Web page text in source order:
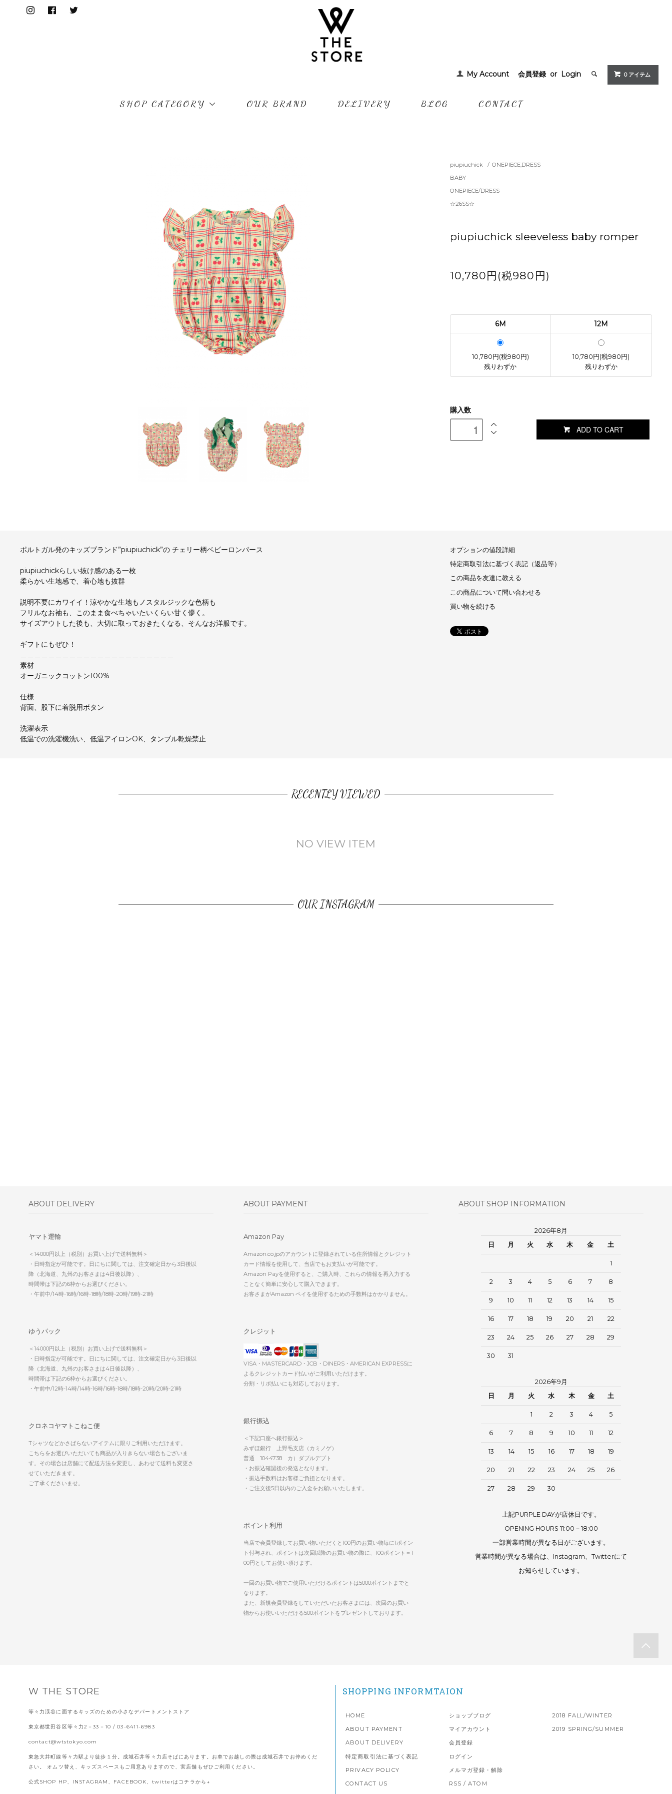
My Account 会員登録 or Login 0 アイテム
SHOP CATEGORY OUR BRAND DELIVERY BLOG CONTACT
piupiuchick / ONEPIECE,DRESS
BABY
ONEPIECE/DRESS
☆26SS☆
piupiuchick sleeveless baby romper
10,780円(税980円)
6M 12M
10,780円(税980円)
残りわずか
10,780円(税980円)
残りわずか
購入数
ADD TO CART
ポルトガル発のキッズブランド”piupiuchick”の チェリー柄ベビーロンパース
piupiuchickらしい抜け感のある一枚
柔らかい生地感で、着心地も抜群
説明不要にカワイイ！涼やかな生地もノスタルジックな色柄も
フリルなお袖も、このまま食べちゃいたいくらい甘く儚く。
サイズアウトした後も、大切に取っておきたくなる、そんなお洋服です。
ギフトにもぜひ！
素材
オーガニックコットン100%
仕様
背面、股下に着脱用ボタン
洗濯表示
低温での洗濯機洗い、低温アイロンOK、タンブル乾燥禁止
オプションの値段詳細
特定商取引法に基づく表記（返品等）
この商品を友達に教える
この商品について問い合わせる
買い物を続ける
RECENTLY VIEWED
NO VIEW ITEM
OUR INSTAGRAM
ABOUT DELIVERY
ヤマト運輸
＜14000円以上（税別）お買い上げで送料無料＞
・日時指定が可能です。日にちに関しては、注文確定日から3日後以
降（北海道、九州のお客さまは4日後以降）、
時間帯は下記の6枠からお選びください。
・午前中/14時-16時/16時-18時/18時-20時/19時-21時
ゆうパック
＜14000円以上（税別）お買い上げで送料無料＞
・日時指定が可能です。日にちに関しては、注文確定日から3日後以
降（北海道、九州のお客さまは4日後以降）、
時間帯は下記の6枠からお選びください。
・午前中/12時-14時/14時-16時/16時-18時/18時-20時/20時-21時
クロネコヤマトこねこ便
Tシャツなどかさばらないアイテムに限りご利用いただけます。
こちらをお選びいただいても商品が入りきらない場合もございま
す。その場合は店舗にて配送方法を変更し、あわせて送料も変更さ
せていただきます。
ご了承くださいませ。
ABOUT PAYMENT
Amazon Pay
Amazon.co.jpのアカウントに登録されている住所情報とクレジット
カード情報を使用して、当店でもお支払いが可能です。
Amazon Payを使用すると、ご購入時、これらの情報を再入力する
ことなく簡単に安心して購入できます。
お客さまがAmazon ペイを使用するための手数料はかかりません。
クレジット
VISA・MASTERCARD・JCB・DINERS・AMERICAN EXPRESSに
よるクレジットカード払いがご利用いただけます。
分割・リボ払いにも対応しております。
銀行振込
＜下記口座へ銀行振込＞
みずほ銀行 上野毛支店（カミノゲ）
普通 1044738 カ）ダブルデプト
・お振込確認後の発送となります。
・振込手数料はお客様ご負担となります。
・ご注文後5日以内のご入金をお願いいたします。
ポイント利用
当店で会員登録してお買い物いただくと100円のお買い物毎に1ポイン
ト付与され、ポイントは次回以降のお買い物の際に、100ポイント＝1
00円としてお使い頂けます。
一回のお買い物でご使用いただけるポイントは5000ポイントまでと
なります。
また、新規会員登録をしていただいたお客さまには、次回のお買い
物からお使いいただける500ポイントをプレゼントしております。
ABOUT SHOP INFORMATION
2026年8月
日
月 火 水 木 金 土
1
2 3 4 5 6 7 8
9 10 11 12 13 14 15
16 17 18 19 20 21 22
23 24 25 26 27 28 29
30 31
2026年9月
日
月 火 水 木 金 土
1 2 3 4 5
6 7 8 9 10 11 12
13 14 15 16 17 18 19
20 21 22 23 24 25 26
27 28 29 30
上記PURPLE DAYが店休日です。
OPENING HOURS 11:00－18:00
一部営業時間が異なる日がございます。
営業時間が異なる場合は、Instagram、Twitterにて
お知らせしています。
W THE STORE
等々力渓谷に面するキッズのための小さなデパートメントストア
東京都世田谷区等々力2－33－10 / 03-6411-6983
contact@wtstokyo.com
東急大井町線等々力駅より徒歩１分。成城石井等々力店そばにあります。お車でお越しの際は成城石井でお停めくだ
さい。 オムツ替え、キッズスペースもご用意ありますので、実店舗もぜひご利用ください。
公式SHOP HP、INSTAGRAM、FACEBOOK、twitterはコチラから↓
SHOPPING INFORMTAION
HOME
ABOUT PAYMENT
ABOUT DELIVERY
特定商取引法に基づく表記
PRIVACY POLICY
CONTACT US
ショップブログ
マイアカウント
会員登録
ログイン
メルマガ登録・解除
RSS /ATOM
2018 FALL/WINTER
2019 SPRING/SUMMER